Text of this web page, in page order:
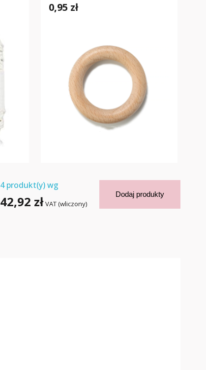
0,95 zł
4produkt(y) wg
42,92 zł VAT (wliczony)
Dodaj produkty